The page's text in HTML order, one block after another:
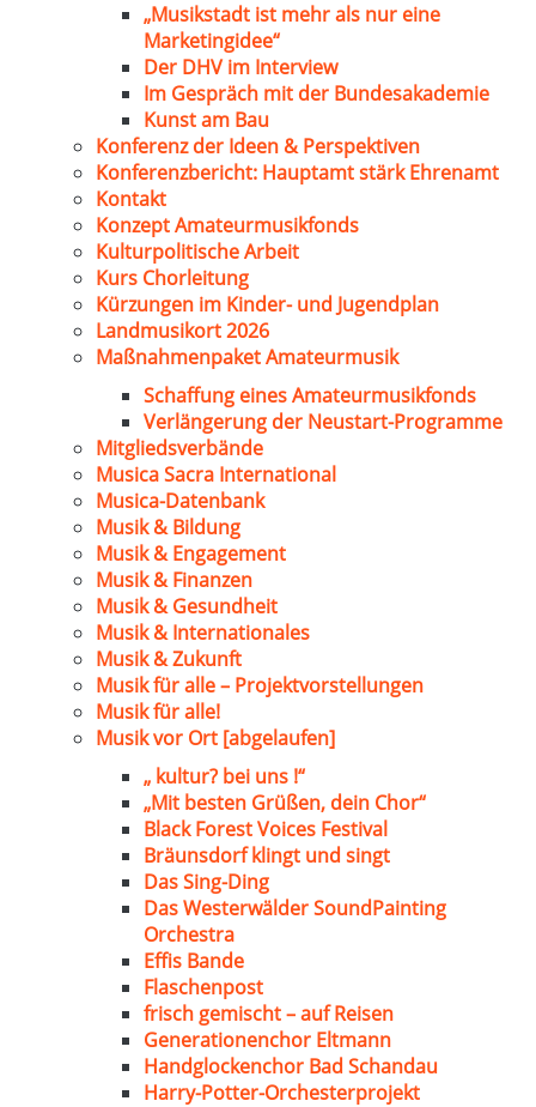
„Musikstadt ist mehr als nur eine
Marketingidee“
Der DHV im Interview
Im Gespräch mit der Bundesakademie
Kunst am Bau
Konferenz der Ideen & Perspektiven
Konferenzbericht: Hauptamt stärk Ehrenamt
Kontakt
Konzept Amateurmusikfonds
Kulturpolitische Arbeit
Kurs Chorleitung
Kürzungen im Kinder- und Jugendplan
Landmusikort 2026
Maßnahmenpaket Amateurmusik
Schaffung eines Amateurmusikfonds
Verlängerung der Neustart-Programme
Mitgliedsverbände
Musica Sacra International
Musica-Datenbank
Musik & Bildung
Musik & Engagement
Musik & Finanzen
Musik & Gesundheit
Musik & Internationales
Musik & Zukunft
Musik für alle – Projektvorstellungen
Musik für alle!
Musik vor Ort [abgelaufen]
„ kultur? bei uns !“
„Mit besten Grüßen, dein Chor“
Black Forest Voices Festival
Bräunsdorf klingt und singt
Das Sing-Ding
Das Westerwälder SoundPainting
Orchestra
Effis Bande
Flaschenpost
frisch gemischt – auf Reisen
Generationenchor Eltmann
Handglockenchor Bad Schandau
Harry-Potter-Orchesterprojekt